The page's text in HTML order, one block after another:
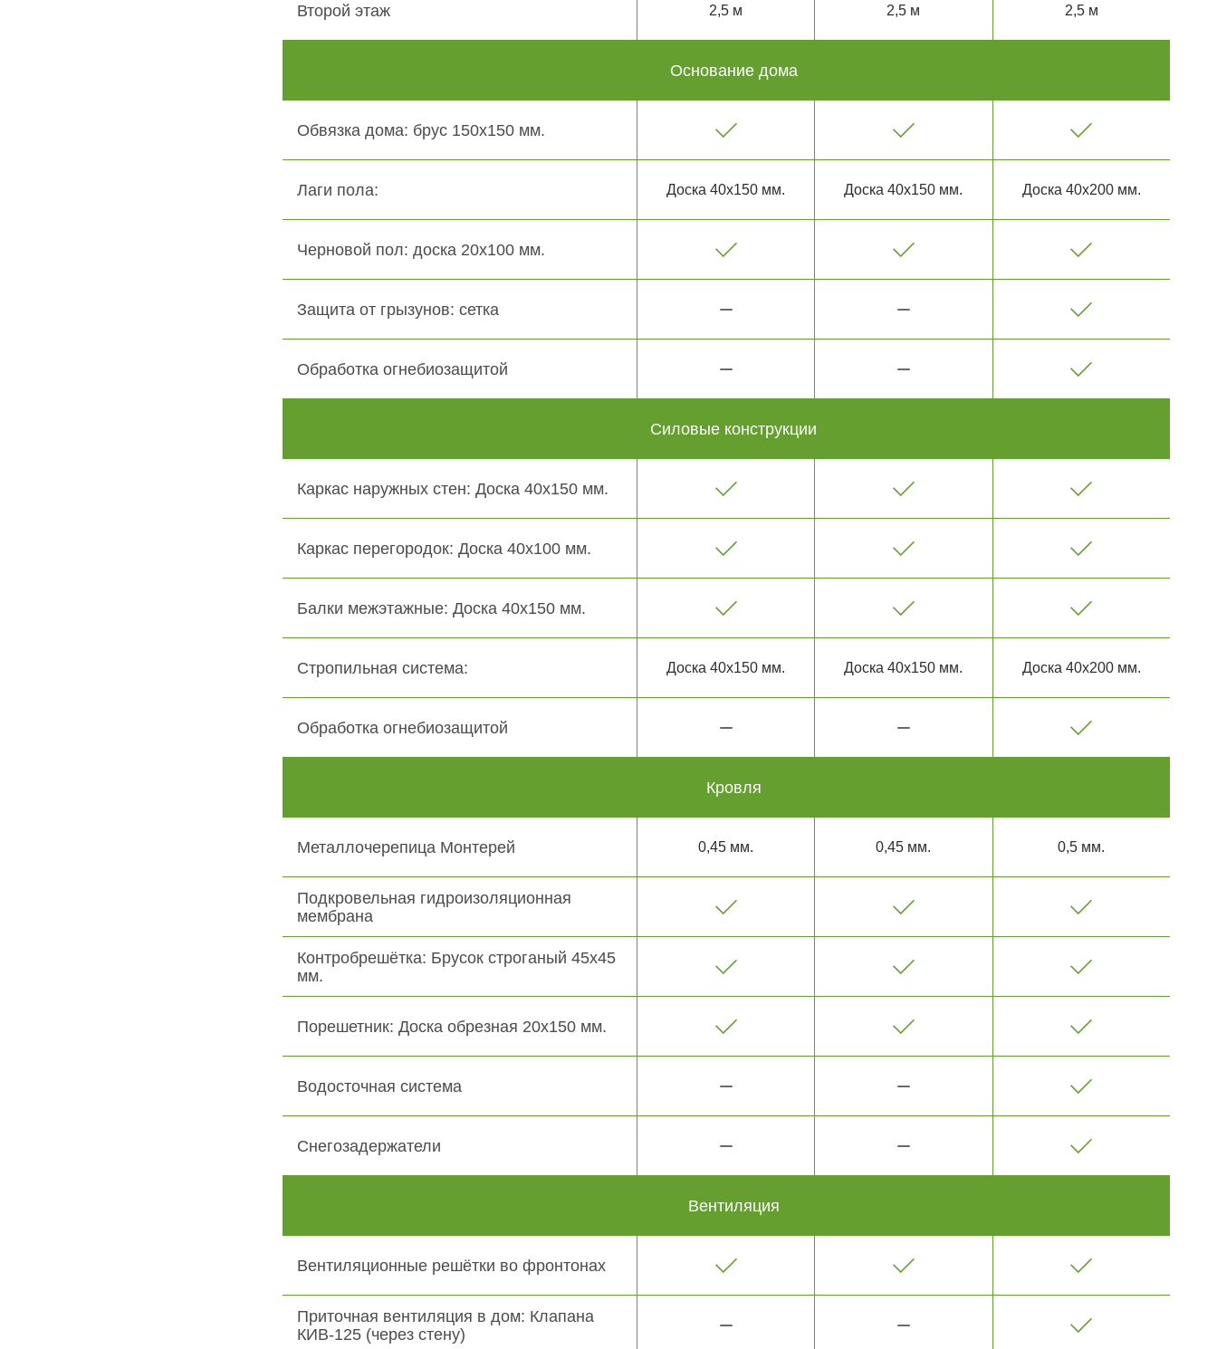
Второй этаж 2,5 м 2,5 м 2,5 м
Основание дома
Обвязка дома: брус 150х150 мм.
Лаги пола: Доска 40х150 мм. Доска 40х150 мм. Доска 40х200 мм.
Черновой пол: доска 20х100 мм.
Защита от грызунов: сетка
Обработка огнебиозащитой
Силовые конструкции
Каркас наружных стен: Доска 40х150 мм.
Каркас перегородок: Доска 40х100 мм.
Балки межэтажные: Доска 40х150 мм.
Стропильная система: Доска 40х150 мм. Доска 40х150 мм. Доска 40х200 мм.
Обработка огнебиозащитой
Кровля
Металлочерепица Монтерей 0,45 мм. 0,45 мм. 0,5 мм.
Подкровельная гидроизоляционная
мембрана
Контробрешётка: Брусок строганый 45х45
мм.
Порешетник: Доска обрезная 20х150 мм.
Водосточная система
Снегозадержатели
Вентиляция
Вентиляционные решётки во фронтонах
Приточная вентиляция в дом: Клапана
КИВ-125 (через стену)